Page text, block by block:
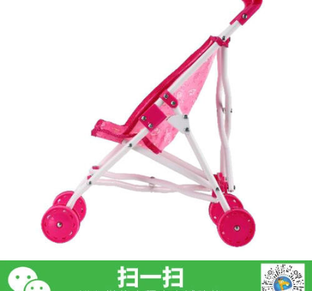
玩具车，货车，火车及遥控系列
手工艺，文具，蜡笔，泥胶，画板
娃娃，芭比，收藏公仔
电子玩具
游戏及拼图系列
益智学习玩具